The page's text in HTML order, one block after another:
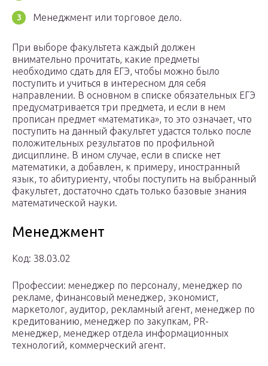
Менеджмент или торговое дело.
При выборе факультета каждый должен
внимательно прочитать, какие предметы
необходимо сдать для ЕГЭ, чтобы можно было
поступить и учиться в интересном для себя
направлении. В основном в списке обязательных ЕГЭ
предусматривается три предмета, и если в нем
прописан предмет «математика», то это означает, что
поступить на данный факультет удастся только после
положительных результатов по профильной
дисциплине. В ином случае, если в списке нет
математики, а добавлен, к примеру, иностранный
язык, то абитуриенту, чтобы поступить на выбранный
факультет, достаточно сдать только базовые знания
математической науки.
Менеджмент
Код: 38.03.02
Профессии: менеджер по персоналу, менеджер по
рекламе, финансовый менеджер, экономист,
маркетолог, аудитор, рекламный агент, менеджер по
кредитованию, менеджер по закупкам, PR-
менеджер, менеджер отдела информационных
технологий, коммерческий агент.